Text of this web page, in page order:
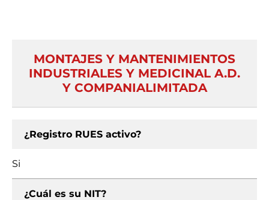
MONTAJES Y MANTENIMIENTOS
INDUSTRIALES Y MEDICINAL A.D.
Y COMPANIALIMITADA
¿Registro RUES activo?
Si
¿Cuál es su NIT?